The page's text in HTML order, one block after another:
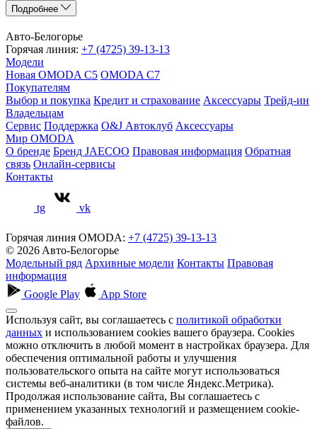
Подробнее
Авто-Белогорье
Горячая линия: +7 (4725) 39-13-13
Модели
Новая OMODA C5 OMODA C7
Покупателям
Выбор и покупка Кредит и страхование Аксессуары Трейд-ин
Владельцам
Сервис Поддержка O&J Автоклуб Аксессуары
Мир OMODA
О бренде Бренд JAECOO Правовая информация Обратная
связь Онлайн-сервисы
Контакты
tg vk
Горячая линия OMODA: +7 (4725) 39-13-13
© 2026 Aвто-Белогорье
Модельный ряд Архивные модели Контакты Правовая
информация
Google Play
App Store
Используя сайт, вы соглашаетесь с политикой обработки
данных и использованием cookies вашего браузера. Cookies
можно отключить в любой момент в настройках браузера. Для
обеспечения оптимальной работы и улучшения
пользовательского опыта на сайте могут использоваться
системы веб-аналитики (в том числе Яндекс.Метрика).
Продолжая использование сайта, Вы соглашаетесь с
применением указанных технологий и размещением cookie-
файлов.